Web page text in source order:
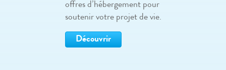
offres d’hébergement pour
soutenir votre projet de vie.
Découvrir